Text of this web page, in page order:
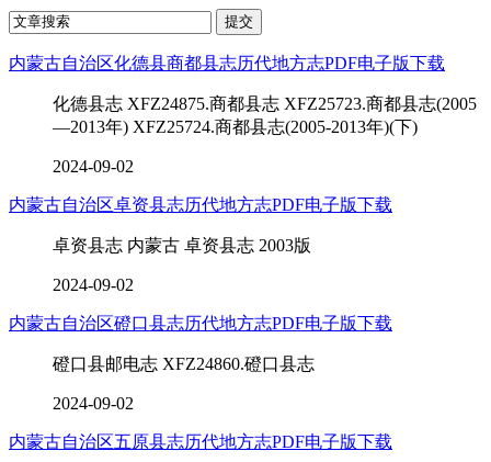
内蒙古自治区化德县商都县志历代地方志PDF电子版下载
化德县志 XFZ24875.商都县志 XFZ25723.商都县志(2005
—2013年) XFZ25724.商都县志(2005-2013年)(下)
2024-09-02
内蒙古自治区卓资县志历代地方志PDF电子版下载
卓资县志 内蒙古 卓资县志 2003版
2024-09-02
内蒙古自治区磴口县志历代地方志PDF电子版下载
磴口县邮电志 XFZ24860.磴口县志
2024-09-02
内蒙古自治区五原县志历代地方志PDF电子版下载